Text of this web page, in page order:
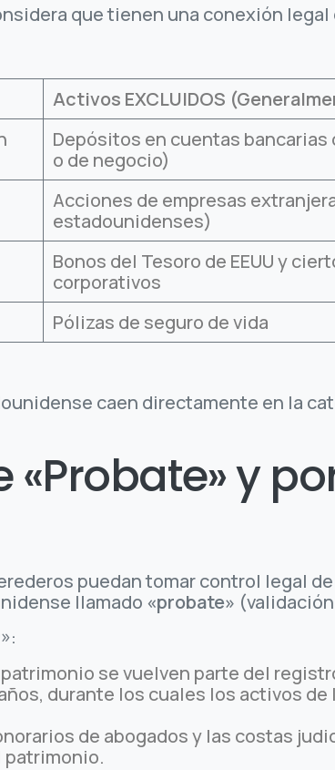
que tienen una conexión
Activos EXCLUIDOS
Depósitos en cuentas bancarias
o de negocio)
Acciones de empresas
estadounidenses)
Bonos del Tesoro de EEUU y
corporativos
Pólizas de seguro de vida
caen directamente en la
«Probate» y
puedan tomar control legal
llamado «probate»
se vuelven parte del
durante los cuales los activos
de abogados y las costas
patrimonio.